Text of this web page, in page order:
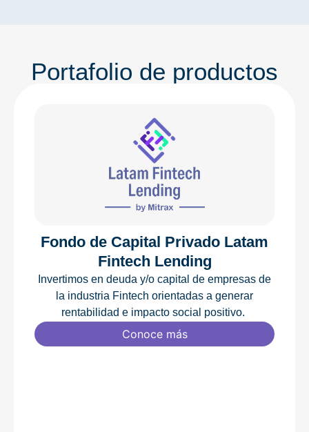
Portafolio de productos
Fondo de Capital Privado Latam
Fintech Lending
Invertimos en deuda y/o capital de empresas de
la industria Fintech orientadas a generar
rentabilidad e impacto social positivo.
Conoce más